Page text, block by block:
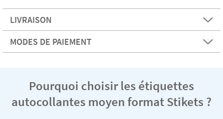
LIVRAISON
MODES DE PAIEMENT
Pourquoi choisir les étiquettes
autocollantes moyen format Stikets ?